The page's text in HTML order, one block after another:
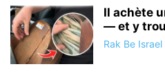
Il achète
— et y
Rak Be Israel